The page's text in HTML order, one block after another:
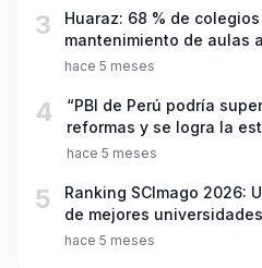
3
Huaraz: 68 % de
mantenimiento de aulas
año escolar 2026
hace 5 meses
4
“PBI de Perú podría
reformas y se logra la
hace 5 meses
5
Ranking SCImago 2026:
de mejores
hace 5 meses